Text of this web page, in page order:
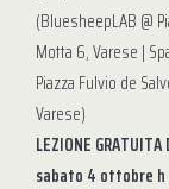
(BluesheepLAB @
Motta 6, Varese |
Piazza Fulvio de
Varese)
LEZIONE GRATUITA
sabato 4 ottobre h